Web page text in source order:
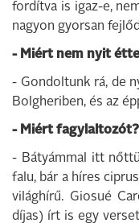
fordítva is igaz-e,
nagyon gyorsan
- Miért nem nyit
- Gondoltunk rá, de
Bolgheriben, és az
- Miért
- Bátyámmal itt
falu, bár a híres
világhírű. Giosué
díjas) írt is egy